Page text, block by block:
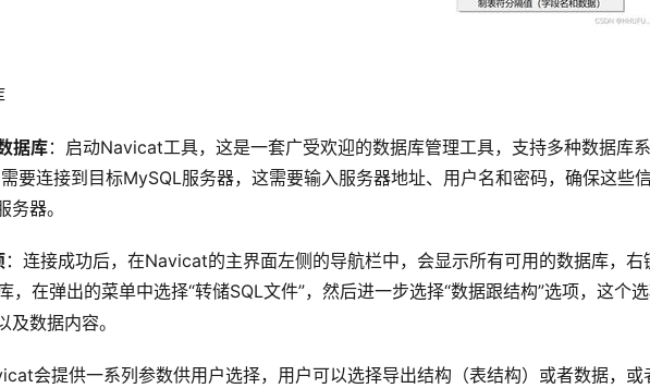
据库：启动Navicat工具，这是一套广受欢迎的数据库管理工具，支持多种数据库系
要连接到目标MySQL服务器，这需要输入服务器地址、用户名和密码，确保这些
器。
：连接成功后，在Navicat的主界面左侧的导航栏中，会显示所有可用的数据库，右
，在弹出的菜单中选择“转储SQL文件”，然后进一步选择“数据跟结构”选项，这个
数据内容。
会提供一系列参数供用户选择，用户可以选择导出结构（表结构）或者数据，或